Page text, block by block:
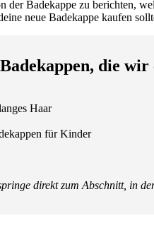
Badekappe zu berichten,
neue Badekappe kaufen
die
Haar
für Kinder
direkt zum Abschnitt, in